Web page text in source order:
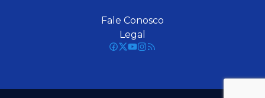
Fale Conosco
Legal